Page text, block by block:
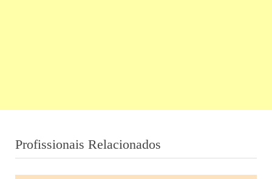
Profissionais Relacionados